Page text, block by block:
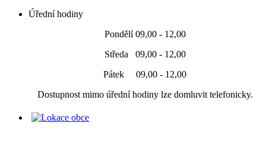
Úřední hodiny
Pondělí 09,00 - 12,00
Středa 09,00 - 12,00
Pátek 09,00 - 12,00
Dostupnost mimo úřední hodiny lze domluvit telefonicky.